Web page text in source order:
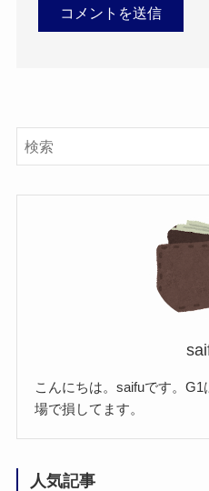
こんにちは。saifuです。
場で損してます。
人気記事